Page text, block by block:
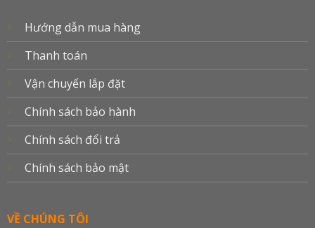
Hướng dẫn mua hàng
Thanh toán
Vận chuyển lắp đặt
Chính sách bảo hành
Chính sách đổi trả
Chính sách bảo mật
VỀ CHÚNG TÔI